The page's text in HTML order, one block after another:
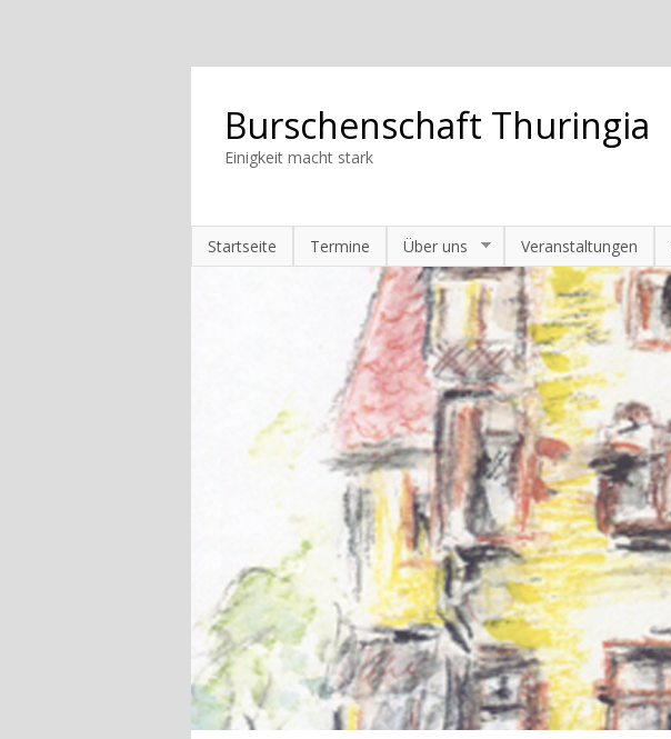
Burschenschaft Thuringia
Einigkeit macht stark
Startseite Termine Über uns Veranstaltungen